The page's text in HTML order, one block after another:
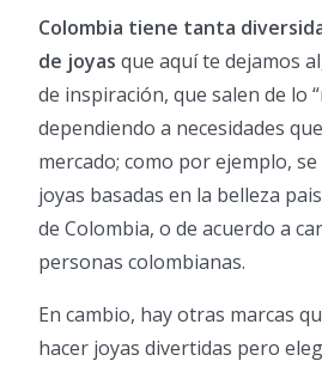
Colombia tiene tanta
de joyas que aquí te dejamos
de inspiración, que salen de lo
dependiendo a necesidades
mercado; como por ejemplo,
joyas basadas en la belleza
de Colombia, o de acuerdo a
personas colombianas.
En cambio, hay otras marcas
hacer joyas divertidas pero